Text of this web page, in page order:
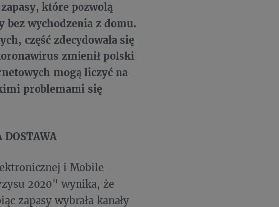
które pozwolą
wychodzenia z domu.
część zdecydowała się
zmienił polski
mogą liczyć na
problemami się
i Mobile
2020" wynika, że
zapasy wybrała kanały